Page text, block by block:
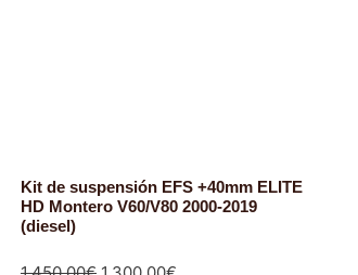
Kit de suspensión EFS +40mm ELITE
HD Montero V60/V80 2000-2019
(diesel)